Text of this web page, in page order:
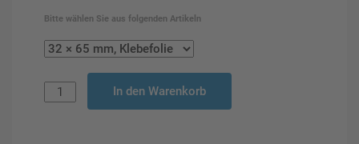
Bitte wählen Sie aus folgenden Artikeln
In den Warenkorb